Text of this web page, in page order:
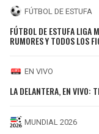
FÚTBOL DE ESTUFA
FÚTBOL DE ESTUFA LIGA
RUMORES Y TODOS LOS
EN VIVO
LA DELANTERA, EN VIVO:
MUNDIAL 2026